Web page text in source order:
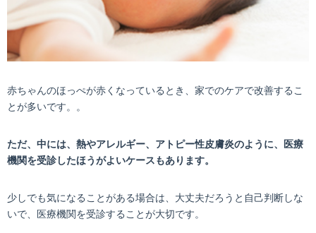
赤ちゃんのほっぺが赤くなっているとき、家でのケアで改善するこ
とが多いです。。
ただ、中には、熱やアレルギー、アトピー性皮膚炎のように、医療
機関を受診したほうがよいケースもあります。
少しでも気になることがある場合は、大丈夫だろうと自己判断しな
いで、医療機関を受診することが大切です。